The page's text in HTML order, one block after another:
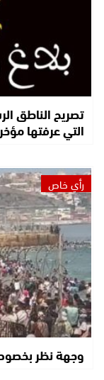
تصريح الناطق
التي عرفتها
رأي خاص
وجهة نظر